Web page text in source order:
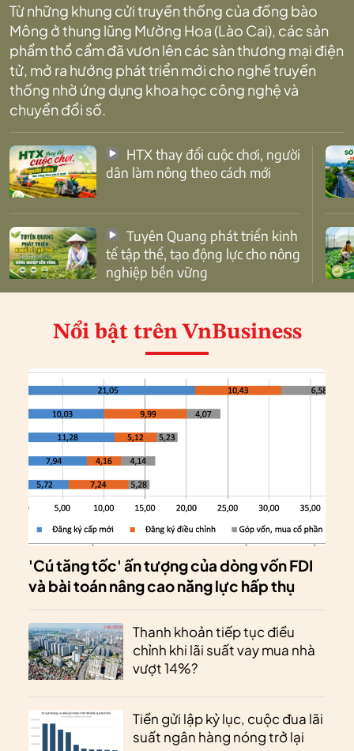
Từ những khung cửi truyền thống của đồng bào
Mông ở thung lũng Mường Hoa (Lào Cai), các sản
phẩm thổ cẩm đã vươn lên các sàn thương mại điện
tử, mở ra hướng phát triển mới cho nghề truyền
thống nhờ ứng dụng khoa học công nghệ và
chuyển đổi số.
dân làm nông theo cách mới
tế tập thể, tạo động lực cho nông
nghiệp bền vững
Nổi bật trên VnBusiness
'Cú tăng tốc' ấn tượng của dòng vốn FDI
và bài toán nâng cao năng lực hấp thụ
Thanh khoản tiếp tục điều
chỉnh khi lãi suất vay mua nhà
vượt 14%?
Tiền gửi lập kỷ lục, cuộc đua lãi
suất ngân hàng nóng trở lại